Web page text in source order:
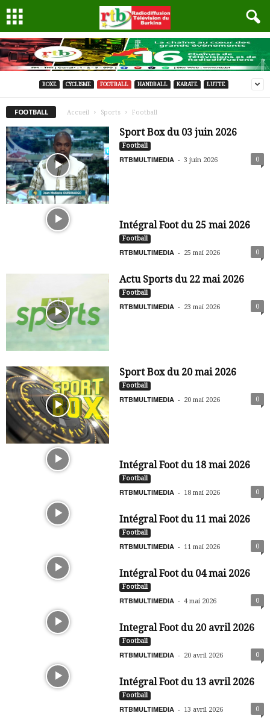
BOXE CYCLISME FOOTBALL HANDBALL KARATE LUTTE
FOOTBALL Accueil Sports Football
Sport Box du 03 juin 2026
Football
RTBMULTIMEDIA - 3 juin 2026 0
Intégral Foot du 25 mai 2026
Football
RTBMULTIMEDIA - 25 mai 2026 0
Actu Sports du 22 mai 2026
Football
RTBMULTIMEDIA - 23 mai 2026 0
Sport Box du 20 mai 2026
Football
RTBMULTIMEDIA - 20 mai 2026 0
Intégral Foot du 18 mai 2026
Football
RTBMULTIMEDIA - 18 mai 2026 0
Intégral Foot du 11 mai 2026
Football
RTBMULTIMEDIA - 11 mai 2026 0
Intégral Foot du 04 mai 2026
Football
RTBMULTIMEDIA - 4 mai 2026 0
Integral Foot du 20 avril 2026
Football
RTBMULTIMEDIA - 20 avril 2026 0
Intégral Foot du 13 avril 2026
Football
RTBMULTIMEDIA - 13 avril 2026 0